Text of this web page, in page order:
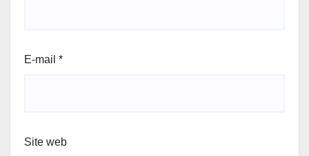
E-mail *
Site web